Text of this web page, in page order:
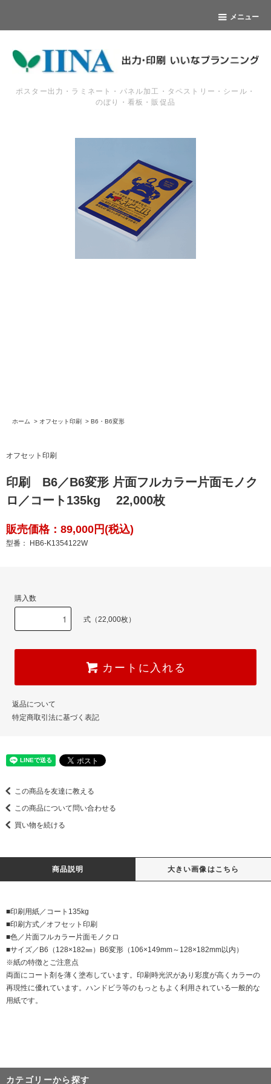
メニュー
ポスター出力・ラミネート・パネル加工・タペストリー・シール・
のぼり・看板・販促品
ホーム > オフセット印刷 > B6・B6変形
オフセット印刷
印刷 B6／B6変形 片面フルカラー片面モノク
ロ／コート135kg 22,000枚
販売価格：89,000円(税込)
型番： HB6-K1354122W
購入数
式（22,000枚）
カートに入れる
返品について
特定商取引法に基づく表記
この商品を友達に教える
この商品について問い合わせる
買い物を続ける
商品説明 大きい画像はこちら
■印刷用紙／コート135kg
■印刷方式／オフセット印刷
■色／片面フルカラー片面モノクロ
■サイズ／B6（128×182㎜）B6変形（106×149mm～128×182mm以内）
※紙の特徴とご注意点
両面にコート剤を薄く塗布しています。印刷時光沢があり彩度が高くカラーの
再現性に優れています。ハンドビラ等のもっともよく利用されている一般的な
用紙です。
カテゴリーから探す